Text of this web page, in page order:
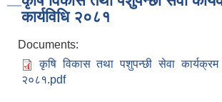
कार्यविधि २०८१
Documents:
कृषि विकास तथा पशुपन्छी सेवा कार्यक्रम
२०८१.pdf